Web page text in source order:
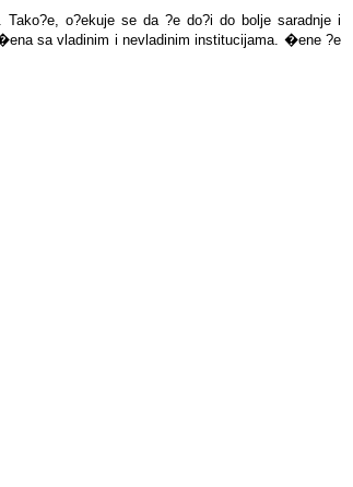
o?ekuje se da ?e do?i do bolje saradnje i
sa vladinim i nevladinim institucijama. �ene ?e